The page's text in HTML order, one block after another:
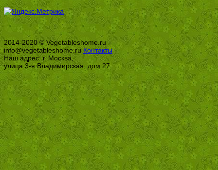
2014-2020 © Vegetableshome.ru
info@vegetableshome.ruКонтакты
Наш адрес: г. Москва,
улица 3-я Владимирская, дом 27